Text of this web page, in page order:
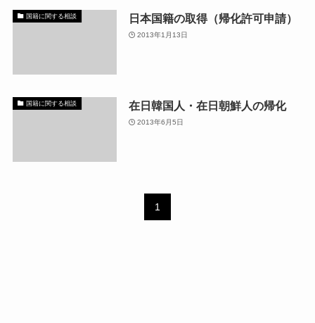
国籍に関する相談 日本国籍の取得（帰化許可申請）
2013年1月13日
国籍に関する相談 在日韓国人・在日朝鮮人の帰化
2013年6月5日
1